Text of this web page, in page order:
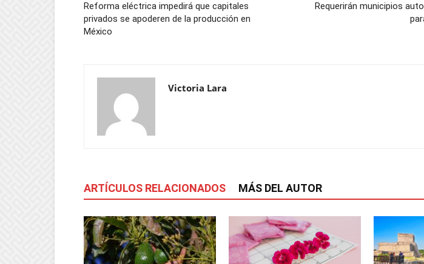
Reforma eléctrica impedirá que capitales
privados se apoderen de la producción en
México
Requerirán municipios
Victoria Lara
ARTÍCULOS RELACIONADOS MÁS DEL AUTOR